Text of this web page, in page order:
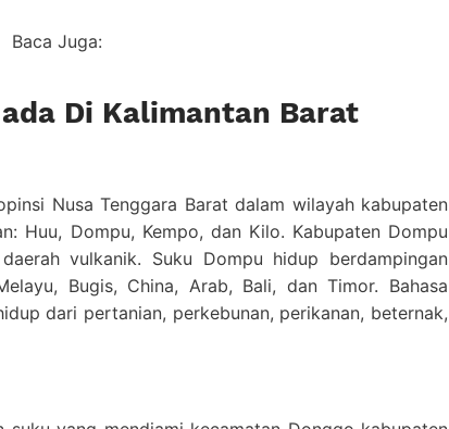
Baca Juga:
Di Kalimantan Barat
Nusa Tenggara Barat dalam wilayah kabupaten
Huu, Dompu, Kempo, dan Kilo. Kabupaten Dompu
vulkanik. Suku Dompu hidup berdampingan
Bugis, China, Arab, Bali, dan Timor. Bahasa
dari pertanian, perkebunan, perikanan, beternak,